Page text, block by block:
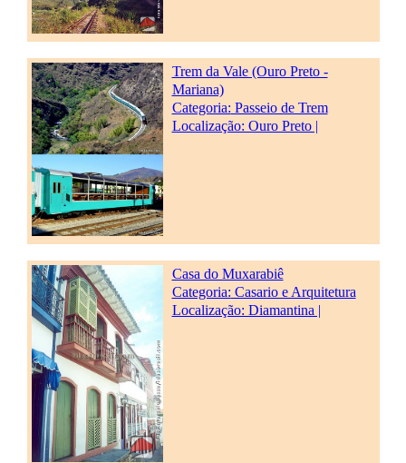
Trem da Vale (Ouro Preto -
Mariana)
Categoria: Passeio de Trem
Localização: Ouro Preto |
Casa do Muxarabiê
Categoria: Casario e Arquitetura
Localização: Diamantina |